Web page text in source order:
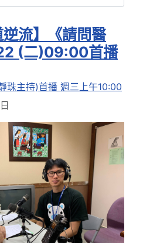
逆流】《請問醫
(二)09:00首播
珠主持)首播 週三上午10:00